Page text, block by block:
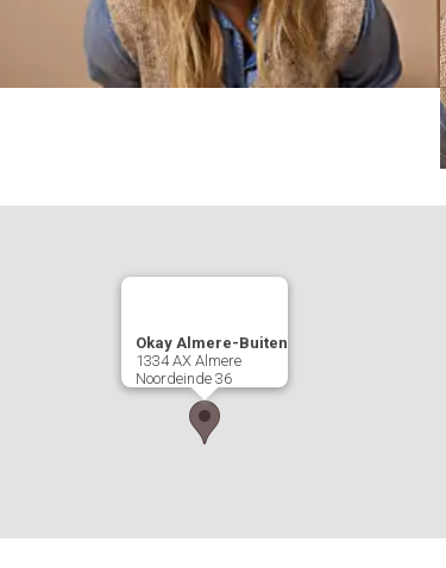
Okay Almere-Buiten
1334 AX Almere
Noordeinde 36